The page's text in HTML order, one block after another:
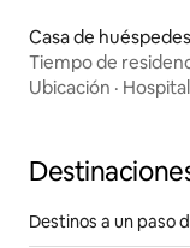
Casa de
Tiempo de
Ubicación ·
Destinos a un paso